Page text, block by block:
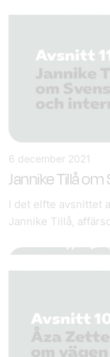
6 december 2021
Jannike Tillå
I det elfte avsnittet
Jannike Tillå,